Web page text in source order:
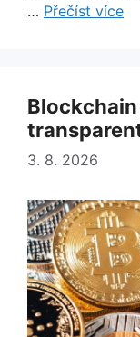
… Přečíst více
3. 8. 2026